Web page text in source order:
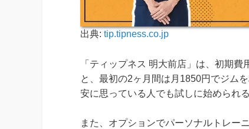
出典: tip.tipness.co.jp
「ティップネス 明大前店」は、初期
と、最初の2ヶ月間は月1850円でジム
安に思っている人でも試しに始められ
また、オプションでパーソナルトレー